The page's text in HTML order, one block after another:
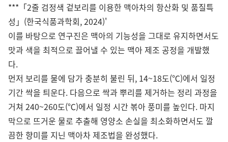
***「2줄 검정색 겉보리를 이용한 맥아차의 항산화 및 품질특
성」(한국식품과학회, 2024)'
이를 바탕으로 연구진은 맥아의 기능성을 그대로 유지하면서도
맛과 색을 최적으로 끌어낼 수 있는 맥아 제조 공정을 개발했
다.
먼저 보리를 물에 담가 충분히 불린 뒤, 14~18도(℃)에서 일정
기간 싹을 틔운다. 다음으로 싹과 뿌리를 제거하는 정리 과정을
거쳐 240~260도(℃)에서 일정 시간 볶아 풍미를 높인다. 마지
막으로 뜨거운 물로 추출해 영양소 손실을 최소화하면서도 깔
끔한 향미를 지닌 맥아차 제조법을 완성했다.